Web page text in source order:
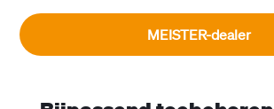
MEISTER-dealer